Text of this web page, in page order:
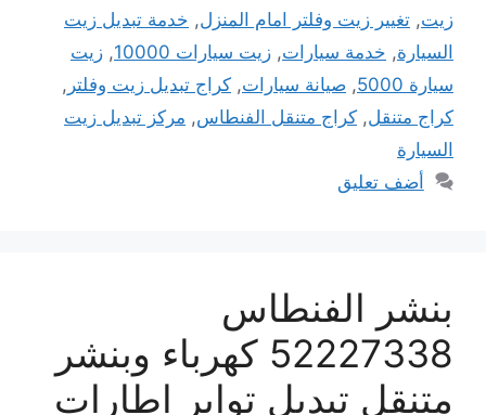
زيت, تغيير زيت وفلتر امام المنزل, خدمة تبديل زيت
السيارة, خدمة سيارات, زيت سيارات 10000 , زيت
سيارة 5000
, صيانة سيارات, كراج تبديل زيت وفلتر ,
كراج متنقل, كراج متنقل الفنطاس, مركز تبديل زيت
السيارة
أضف تعليق
بنشر الفنطاس
52227338 كهرباء وبنشر
متنقل تبديل تواير اطارات